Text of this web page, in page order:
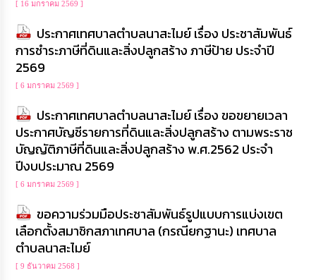
เรียน
ร้อง
ทุกข์
e-
Service
กิจการ
สภา
กิจการ
สภา
ท้อง
ถิ่น
ของ
เรา
[ 16 มกราคม 2569 ]
ประกาศเทศบาลตำบลนาสะไมย์ เรื่อง ประชาสัมพันธ์
การชำระภาษีที่ดินและสิ่งปลูกสร้าง ภาษีป้าย ประจำปี
2569
[ 6 มกราคม 2569 ]
ประกาศเทศบาลตำบลนาสะไมย์ เรื่อง ขอขยายเวลา
ประกาศบัญชีรายการที่ดินและสิ่งปลูกสร้าง ตามพระราช
บัญญัติภาษีที่ดินและสิ่งปลูกสร้าง พ.ศ.2562 ประจำ
ปีงบประมาณ 2569
[ 6 มกราคม 2569 ]
ขอความร่วมมือประชาสัมพันธ์รูปแบบการแบ่งเขต
เลือกตั้งสมาชิกสภาเทศบาล (กรณียกฐานะ) เทศบาล
ตำบลนาสะไมย์
[ 9 ธันวาคม 2568 ]